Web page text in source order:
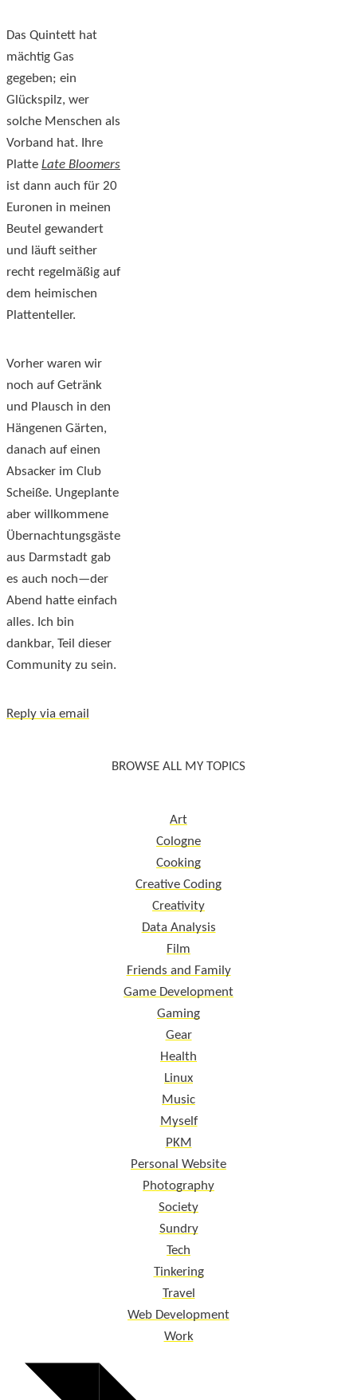
Das Quintett hat
mächtig Gas
gegeben; ein
Glückspilz, wer
solche Menschen als
Vorband hat. Ihre
Platte Late Bloomers
ist dann auch für 20
Euronen in meinen
Beutel gewandert
und läuft seither
recht regelmäßig auf
dem heimischen
Plattenteller.
Vorher waren wir
noch auf Getränk
und Plausch in den
Hängenen Gärten,
danach auf einen
Absacker im Club
Scheiße. Ungeplante
aber willkommene
Übernachtungsgäste
aus Darmstadt gab
es auch noch—der
Abend hatte einfach
alles. Ich bin
dankbar, Teil dieser
Community zu sein.
Reply via email
BROWSE ALL MY TOPICS
Art
Cologne
Cooking
Creative Coding
Creativity
Data Analysis
Film
Friends and Family
Game Development
Gaming
Gear
Health
Linux
Music
Myself
PKM
Personal Website
Photography
Society
Sundry
Tech
Tinkering
Travel
Web Development
Work